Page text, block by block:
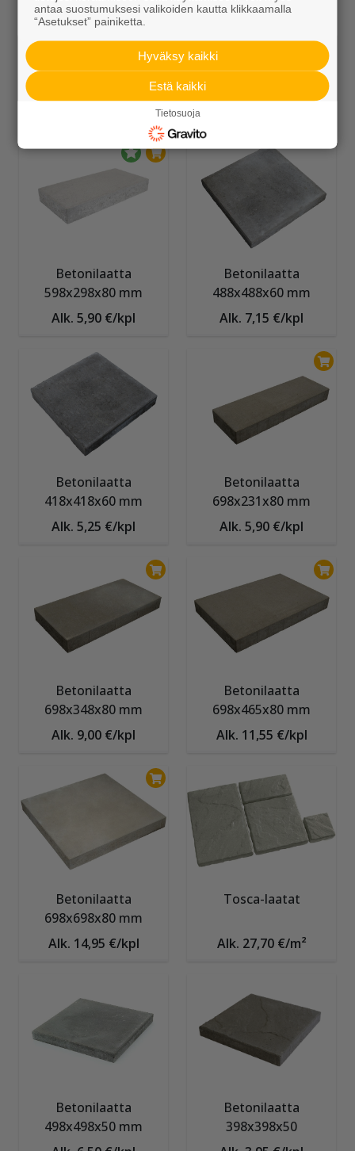
Betonilaatta
598x298x80 mm
Alk. 5,90 €/kpl
Betonilaatta
488x488x60 mm
Alk. 7,15 €/kpl
Betonilaatta
418x418x60 mm
Alk. 5,25 €/kpl
Betonilaatta
698x231x80 mm
Alk. 5,90 €/kpl
Betonilaatta
698x348x80 mm
Alk. 9,00 €/kpl
Betonilaatta
698x465x80 mm
Alk. 11,55 €/kpl
Betonilaatta
698x698x80 mm
Alk. 14,95 €/kpl
Tosca-laatat
Alk. 27,70 €/m²
Betonilaatta
498x498x50 mm
Betonilaatta
398x398x50
antaa suostumuksesi valikoiden kautta klikkaamalla
“Asetukset” painiketta.
Hyväksy kaikki
Estä kaikki
Tietosuoja